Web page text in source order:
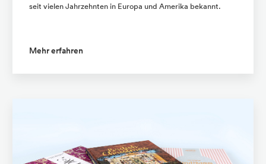
seit vielen Jahrzehnten in Europa und Amerika bekannt.
Mehr erfahren